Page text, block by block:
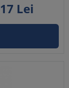
17 Lei